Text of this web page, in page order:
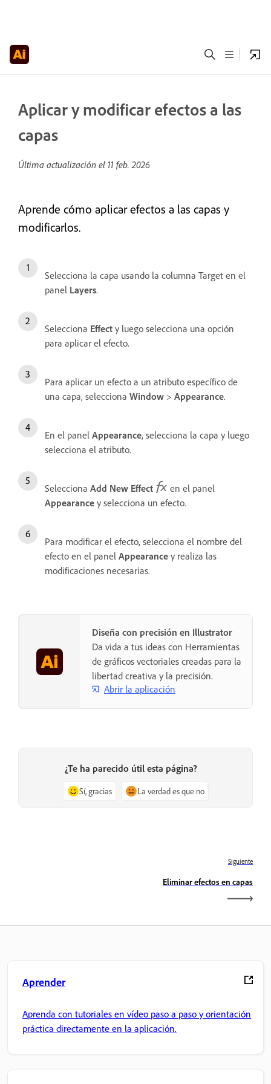
Aplicar y modificar efectos a las
capas
Última actualización el 11 feb. 2026
Aprende cómo aplicar efectos a las capas y
modificarlos.
Selecciona la capa usando la columna Target en el
panel Layers.
Selecciona Effect y luego selecciona una opción
para aplicar el efecto.
Para aplicar un efecto a un atributo específico de
una capa, selecciona Window > Appearance.
En el panel Appearance, selecciona la capa y luego
selecciona el atributo.
Selecciona Add New Effect
en el panel
Appearance y selecciona un efecto.
Para modificar el efecto, selecciona el nombre del
efecto en el panel Appearance y realiza las
modificaciones necesarias.
Diseña con precisión en Illustrator
Da vida a tus ideas con Herramientas
de gráficos vectoriales creadas para la
libertad creativa y la precisión.
Abrir la aplicación
¿Te ha parecido útil esta página?
Sí, gracias La verdad es que no
Siguiente
Eliminar efectos en capas
Aprender
Aprenda con tutoriales en vídeo paso a paso y orientación
práctica directamente en la aplicación.